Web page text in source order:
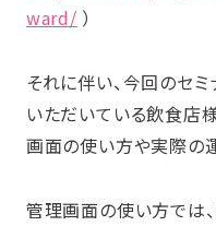
ward/ ）
それに伴い、今回のセミ
いただいている飲食店
画面の使い方や実際の
管理画面の使い方では